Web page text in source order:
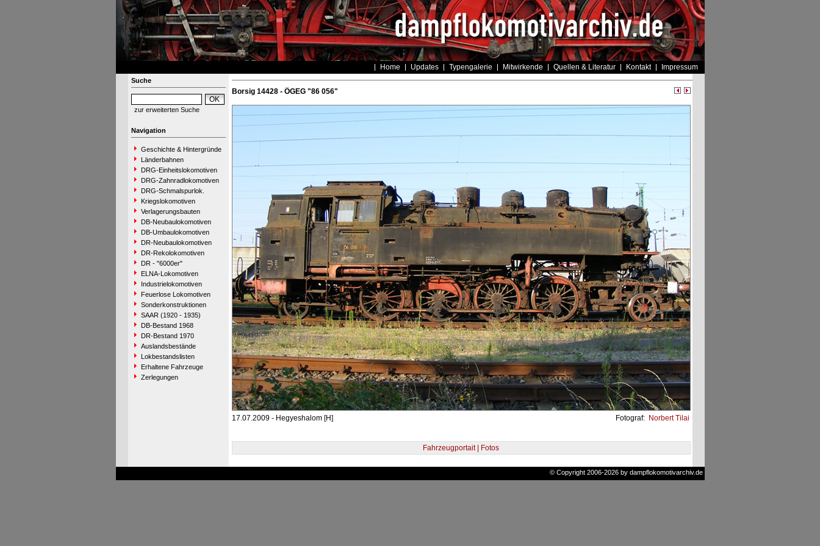
Home Updates Typengalerie Mitwirkende Quellen & Literatur Kontakt Impressum
Suche
zur erweiterten Suche
Navigation
Geschichte & Hintergründe
Länderbahnen
DRG-Einheitslokomotiven
DRG-Zahnradlokomotiven
DRG-Schmalspurlok.
Kriegslokomotiven
Verlagerungsbauten
DB-Neubaulokomotiven
DB-Umbaulokomotiven
DR-Neubaulokomotiven
DR-Rekolokomotiven
DR - "6000er"
ELNA-Lokomotiven
Industrielokomotiven
Feuerlose Lokomotiven
Sonderkonstruktionen
SAAR (1920 - 1935)
DB-Bestand 1968
DR-Bestand 1970
Auslandsbestände
Lokbestandslisten
Erhaltene Fahrzeuge
Zerlegungen
Borsig 14428 - ÖGEG "86 056"
17.07.2009 - Hegyeshalom [H] Fotograf: Norbert Tilai
Fahrzeugportait | Fotos
© Copyright 2006-2026 by dampflokomotivarchiv.de